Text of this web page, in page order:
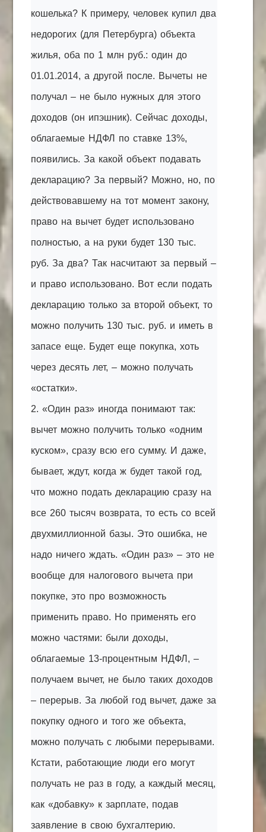
кошелька? К примеру, человек купил два
недорогих (для Петербурга) объекта
жилья, оба по 1 млн руб.: один до
01.01.2014, а другой после. Вычеты не
получал – не было нужных для этого
доходов (он ипэшник). Сейчас доходы,
облагаемые НДФЛ по ставке 13%,
появились. За какой объект подавать
декларацию? За первый? Можно, но, по
действовавшему на тот момент закону,
право на вычет будет использовано
полностью, а на руки будет 130 тыс.
руб. За два? Так насчитают за первый –
и право использовано. Вот если подать
декларацию только за второй объект, то
можно получить 130 тыс. руб. и иметь в
запасе еще. Будет еще покупка, хоть
через десять лет, – можно получать
«остатки».
2. «Один раз» иногда понимают так:
вычет можно получить только «одним
куском», сразу всю его сумму. И даже,
бывает, ждут, когда ж будет такой год,
что можно подать декларацию сразу на
все 260 тысяч возврата, то есть со всей
двухмиллионной базы. Это ошибка, не
надо ничего ждать. «Один раз» – это не
вообще для налогового вычета при
покупке, это про возможность
применить право. Но применять его
можно частями: были доходы,
облагаемые 13-процентным НДФЛ, –
получаем вычет, не было таких доходов
– перерыв. За любой год вычет, даже за
покупку одного и того же объекта,
можно получать с любыми перерывами.
Кстати, работающие люди его могут
получать не раз в году, а каждый месяц,
как «добавку» к зарплате, подав
заявление в свою бухгалтерию.